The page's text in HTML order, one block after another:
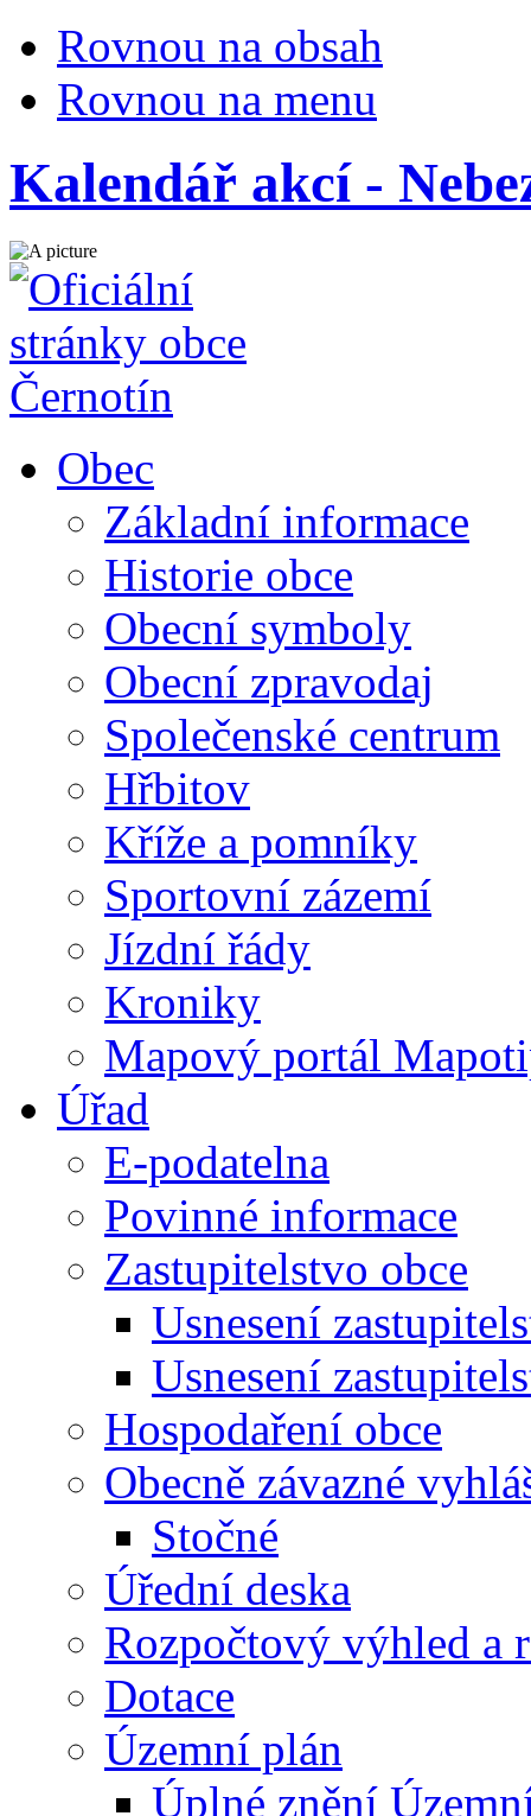
Rovnou na obsah
Rovnou na menu
Kalendář akcí -
Obec
Základní informace
Historie obce
Obecní symboly
Obecní zpravodaj
Společenské centrum
Hřbitov
Kříže a pomníky
Sportovní zázemí
Jízdní řády
Kroniky
Mapový portál
Úřad
E-podatelna
Povinné informace
Zastupitelstvo obce
Usnesení
Usnesení
Hospodaření obce
Obecně závazné
Stočné
Úřední deska
Rozpočtový výhled a
Dotace
Územní plán
Úplné znění